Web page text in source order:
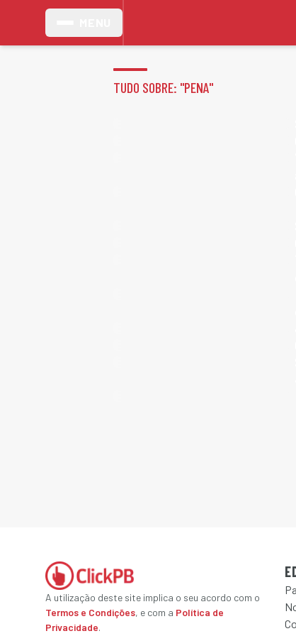
TUDO SOBRE: "PENA"
A utilização deste site implica o seu acordo com o
Termos e Condições, e com a Política de
Privacidade.